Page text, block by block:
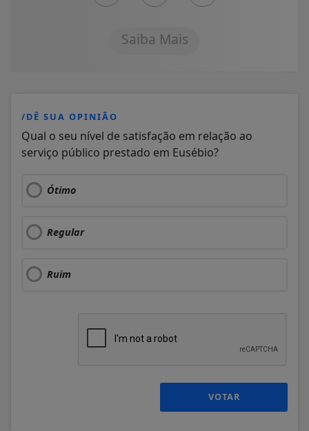
Saiba Mais
/DÊ SUA OPINIÃO
Qual o seu nível de satisfação em relação ao
serviço público prestado em Eusébio?
Ótimo
Regular
Ruim
VOTAR